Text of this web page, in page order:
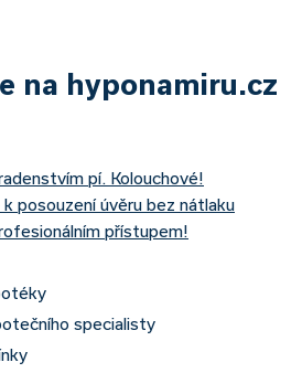
na hyponamiru.cz
pí. Kolouchové!
posouzení úvěru bez nátlaku
přístupem!
specialisty